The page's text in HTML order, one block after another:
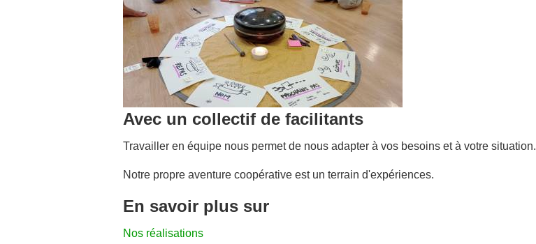
Avec un collectif de facilitants
Travailler en équipe nous permet de nous adapter à vos besoins et à votre situation.
Notre propre aventure coopérative est un terrain d'expériences.
En savoir plus sur
Nos réalisations